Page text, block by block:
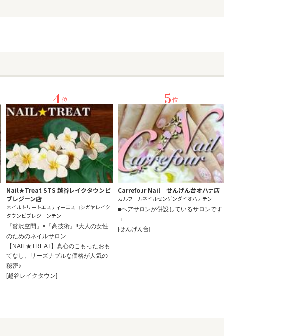
4位
Nail★Treat STS 越谷レイクタウンビ
ブレジーン店
ネイルトリートエスティーエスコシガヤレイク
タウンビブレジーンテン
『贅沢空間』×『高技術』!!大人の女性
のためのネイルサロン
【NAIL★TREAT】真心のこもったおも
てなし、リーズナブルな価格が人気の
秘密♪
[越谷レイクタウン]
5 位
Carrefour Nail せんげん台オハナ店
カルフールネイルセンゲンダイオハナテン
■ヘアサロンが併設しているサロンです
□
[せんげん台]